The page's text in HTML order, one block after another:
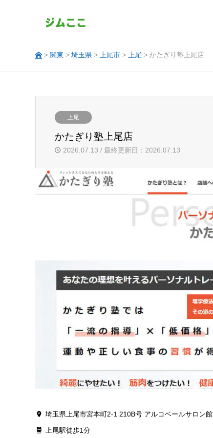
> 関東 > 埼玉県 > 上尾市 > 上尾 > かたぎり塾上尾店
上尾
かたぎり塾上尾店
2026.07.13 / 最終更新日：2026.07.13
埼玉県上尾市宮本町2-1 210B号 アルコベールサロン館
上尾駅徒歩1分